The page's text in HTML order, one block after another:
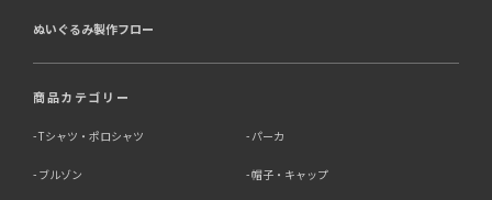
ぬいぐるみ製作フロー
商品カテゴリー
Tシャツ・ポロシャツ パーカ
ブルゾン 帽子・キャップ